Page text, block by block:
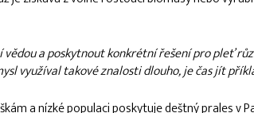
a poskytnout konkrétní řešení pro pleť
využíval takové znalosti dlouho, je čas jít
a nízké populaci poskytuje deštný prales